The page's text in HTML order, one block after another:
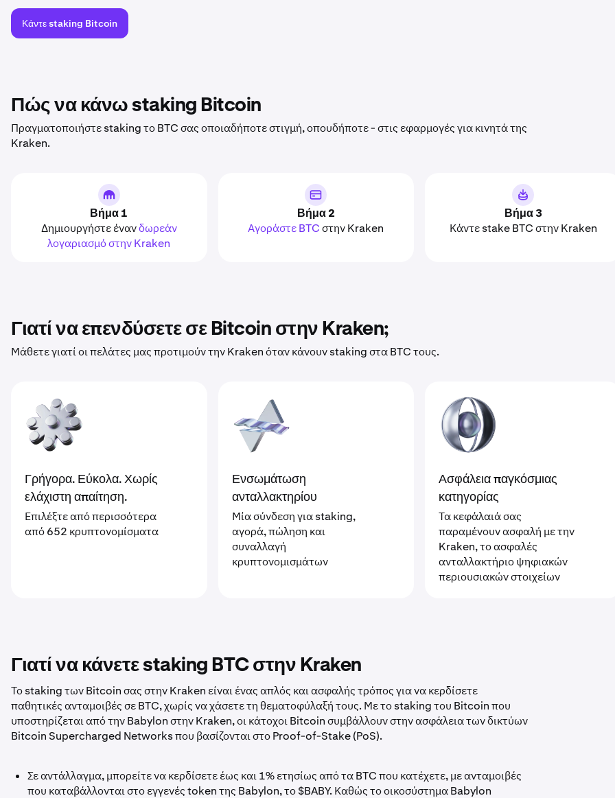
Κάντε staking Bitcoin
Πώς να κάνω staking Bitcoin
Πραγματοποιήστε staking το BTC σας οποιαδήποτε στιγμή, οπουδήποτε - στις εφαρμογές για κινητά της
Kraken.
Βήμα 1
Δημιουργήστε ένανδωρεάν
λογαριασμό στην Kraken
Βήμα 2
Αγοράστε BTCστην Kraken
Βήμα 3
Κάντε stake BTC στην Kraken
Γιατί να επενδύσετε σε Bitcoin στην Kraken;
Μάθετε γιατί οι πελάτες μας προτιμούν την Kraken όταν κάνουν staking στα BTC τους.
Γρήγορα. Εύκολα. Χωρίς
ελάχιστη απαίτηση.
Επιλέξτε από περισσότερα
από 652 κρυπτονομίσματα
Ενσωμάτωση
ανταλλακτηρίου
Μία σύνδεση για staking,
αγορά, πώληση και
συναλλαγή
κρυπτονομισμάτων
Ασφάλεια παγκόσμιας
κατηγορίας
Τα κεφάλαιά σας
παραμένουν ασφαλή με την
Kraken, το ασφαλές
ανταλλακτήριο ψηφιακών
περιουσιακών στοιχείων
Γιατί να κάνετε staking BTC στην Kraken
Το staking των Bitcoin σας στην Kraken είναι ένας απλός και ασφαλής τρόπος για να κερδίσετε
παθητικές ανταμοιβές σε BTC, χωρίς να χάσετε τη θεματοφύλαξή τους. Με το staking του Bitcoin που
υποστηρίζεται από την Babylon στην Kraken, οι κάτοχοι Bitcoin συμβάλλουν στην ασφάλεια των δικτύων
Bitcoin Supercharged Networks που βασίζονται στο Proof-of-Stake (PoS).
Σε αντάλλαγμα, μπορείτε να κερδίσετε έως και 1% ετησίως από τα BTC που κατέχετε, με ανταμοιβές
που καταβάλλονται στο εγγενές token της Babylon, το $BABY. Καθώς το οικοσύστημα Babylon